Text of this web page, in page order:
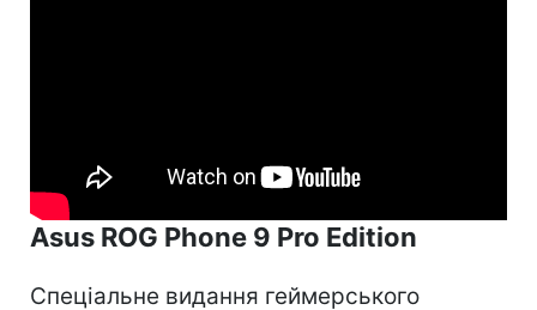
Asus ROG Phone 9 Pro Edition
Спеціальне видання геймерського